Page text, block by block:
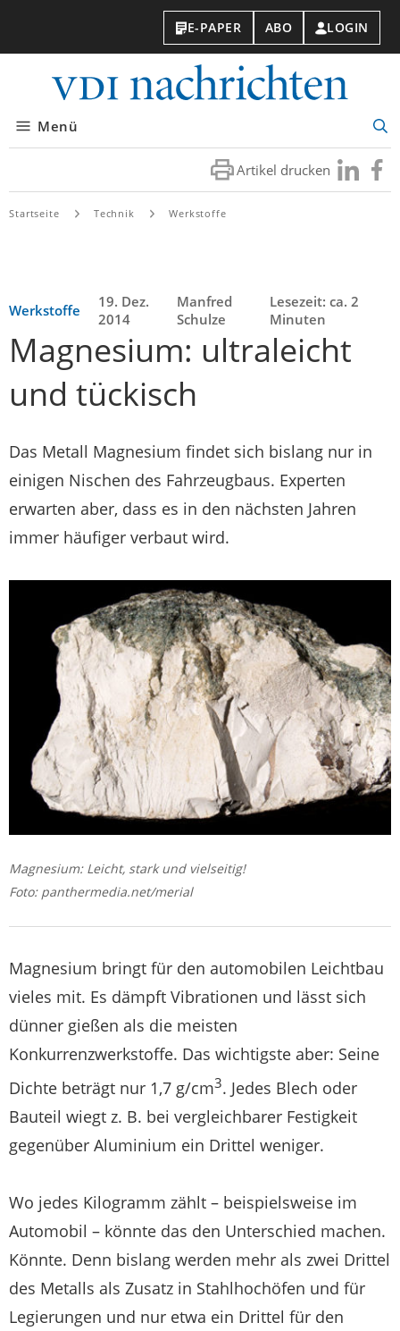
E-PAPER ABO LOGIN
Menü
Artikel drucken Besuchen
Sie
Sie
Startseite Technik Werkstoffe
Werkstoffe
19. Dez.
2014
Manfred
Schulze
Lesezeit: ca. 2
Minuten
Magnesium: ultraleicht
und tückisch
Das Metall Magnesium findet sich bislang nur in
einigen Nischen des Fahrzeugbaus. Experten
erwarten aber, dass es in den nächsten Jahren
immer häufiger verbaut wird.
Magnesium: Leicht, stark und vielseitig!
Foto: panthermedia.net/merial
Magnesium bringt für den automobilen Leichtbau
vieles mit. Es dämpft Vibrationen und lässt sich
dünner gießen als die meisten
Konkurrenzwerkstoffe. Das wichtigste aber: Seine
Dichte beträgt nur 1,7 g/cm3. Jedes Blech oder
Bauteil wiegt z. B. bei vergleichbarer Festigkeit
gegenüber Aluminium ein Drittel weniger.
Wo jedes Kilogramm zählt – beispielsweise im
Automobil – könnte das den Unterschied machen.
Könnte. Denn bislang werden mehr als zwei Drittel
des Metalls als Zusatz in Stahlhochöfen und für
Legierungen und nur etwa ein Drittel für den